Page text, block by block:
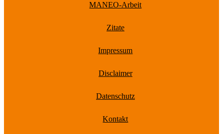
MANEO-Arbeit
Zitate
Impressum
Disclaimer
Datenschutz
Kontakt